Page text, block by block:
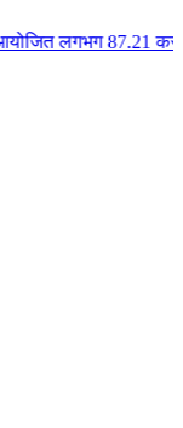
के 41 विकास